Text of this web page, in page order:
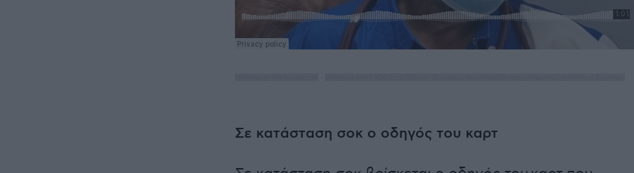
Σε κατάσταση σοκ ο οδηγός του καρτ